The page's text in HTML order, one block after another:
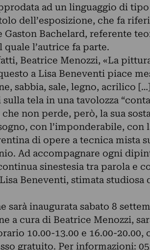
ad un linguaggio di
dell’esposizione, che fa
Gaston Bachelard, referente
quale l’autrice fa parte.
Beatrice Menozzi, «La
a Lisa Beneventi piace
sabbia, sale, legno, acrilico
tela in una tavolozza
non perde, però, la sua
con l’imponderabile, con
di opere a tecnica mista
Ad accompagnare ogni
sinestesia tra parola e
Beneventi, stimata studiosa
sarà inaugurata sabato 8
a cura di Beatrice Menozzi,
10.00-13.00 e 16.00-20.00,
gratuito. Per informazioni: